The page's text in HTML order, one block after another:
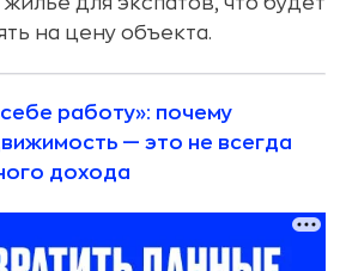
на цену объекта.
себе работу»: почему
— это не всегда
дохода